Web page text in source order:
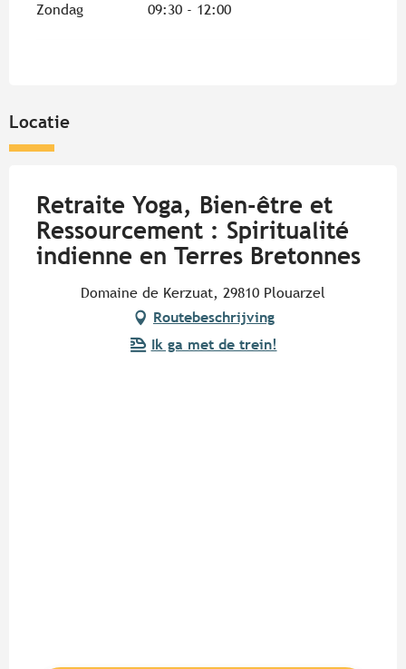
Zondag 09:30 - 12:00
Locatie
Retraite Yoga, Bien-être et
Ressourcement : Spiritualité
indienne en Terres Bretonnes
Domaine de Kerzuat, 29810 Plouarzel
Routebeschrijving
Ik ga met de trein!